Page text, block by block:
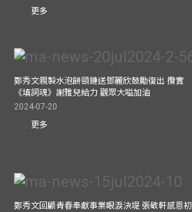
更多
鄭秀文親製水泡餅頸鏈送鄧麗欣鼓勵復出 攬實
《填詞魂》謝雅兒給力 觀眾大嗌加油
2024-07-20
更多
鄭秀文回顧青春奉獻事業眼淚決堤 張敬軒感恩初